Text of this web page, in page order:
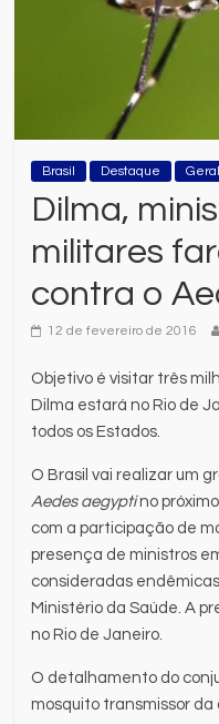
Brasil Destaque Geral
Dilma,
militares
contra o
12 de fevereiro de 2016
Objetivo é visitar três
Dilma estará no Rio de
todos os Estados.
O Brasil vai realizar um
Aedes aegyptino
com a participação de
presença de ministros
consideradas
Ministério da Saúde. A
no Rio de Janeiro.
O detalhamento do
mosquito transmissor